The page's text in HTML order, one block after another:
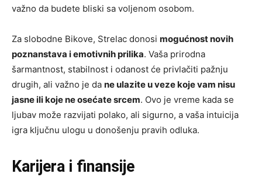
važno da budete bliski sa voljenom osobom.
Za slobodne Bikove, Strelac donosi mogućnost novih
poznanstava i emotivnih prilika. Vaša prirodna
šarmantnost, stabilnost i odanost će privlačiti pažnju
drugih, ali važno je da ne ulazite u veze koje vam nisu
jasne ili koje ne osećate srcem. Ovo je vreme kada se
ljubav može razvijati polako, ali sigurno, a vaša intuicija
igra ključnu ulogu u donošenju pravih odluka.
Karijera i finansije